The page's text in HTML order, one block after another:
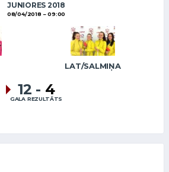
JUNIORES 2018
08/04/2018 09:00
LAT/SALMIŅA
12 - 4
GALA REZULTĀTS